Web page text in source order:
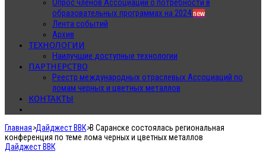
Опрос членов Ассоциации о потребности в
образовательных программах на 2024new
Лента событий
Архив
ТЕХНОЛОГИИ
Наилучшие доступные технологии
ПАРТНЕРСТВО
Реестр международных отраслевых Ассоциаций по
ломам черных и цветных металлов
КОНТАКТЫ
Главная>Дайджест ВВК>В Саранске состоялась региональная
конференция по теме лома черных и цветных металлов
Дайджест ВВК